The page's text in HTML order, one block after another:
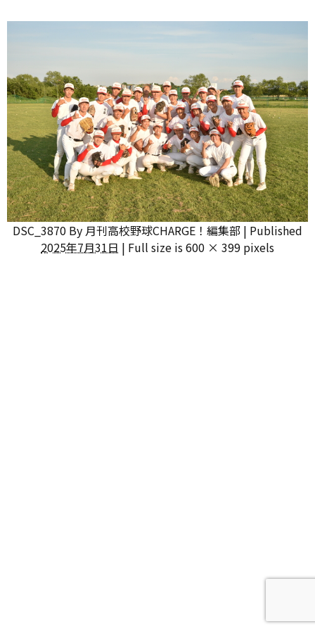
DSC_3870 By 月刊高校野球CHARGE！編集部 | Published
2025年7月31日 | Full size is 600 × 399 pixels